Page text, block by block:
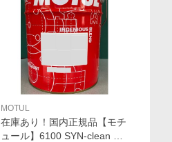
MOTUL
在庫あり！国内正規品【モチ
ュール】6100 SYN-clean SP